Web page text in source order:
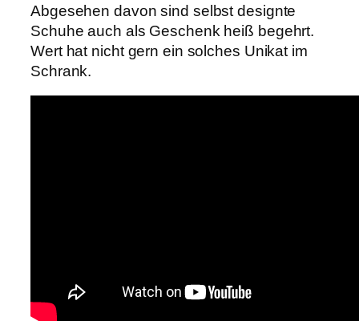
Abgesehen davon sind selbst designte
Schuhe auch als Geschenk heiß begehrt.
Wert hat nicht gern ein solches Unikat im
Schrank.